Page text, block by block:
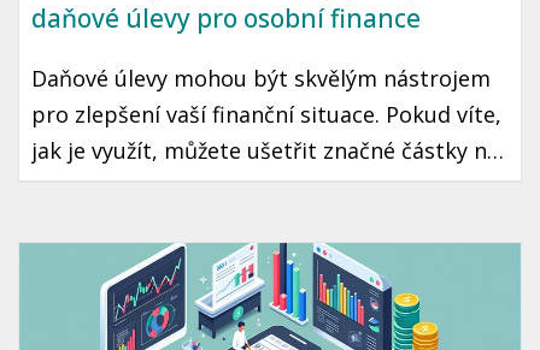
daňové úlevy pro osobní finance
Daňové úlevy mohou být skvělým nástrojem
pro zlepšení vaší finanční situace. Pokud víte,
jak je využít, můžete ušetřit značné částky na
daních, což může znamenat více peněz ve vaší
můžete maximálně využít daňové úlevy v
České republice.